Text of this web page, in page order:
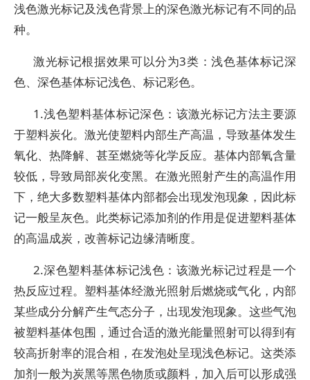
浅色激光标记及浅色背景上的深色激光标记有不同的品
种。
激光标记根据效果可以分为3类：浅色基体标记深
色、深色基体标记浅色、标记彩色。
1.浅色塑料基体标记深色：该激光标记方法主要源
于塑料炭化。激光使塑料内部生产高温，导致基体发生
氧化、热降解、甚至燃烧等化学反应。基体内部氧含量
较低，导致局部炭化变黑。在激光照射产生的高温作用
下，绝大多数塑料基体内部都会出现发泡现象，因此标
记一般呈灰色。此类标记添加剂的作用是促进塑料基体
的高温成炭，改善标记边缘清晰度。
2.深色塑料基体标记浅色：该激光标记过程是一个
热反应过程。塑料基体经激光照射后燃烧或气化，内部
某些成分分解产生气态分子，出现发泡现象。这些气泡
被塑料基体包围，通过合适的激光能量照射可以得到有
较高折射率的混合相，在发泡处呈现浅色标记。这类添
加剂一般为炭黑等黑色物质或颜料，加入后可以形成强